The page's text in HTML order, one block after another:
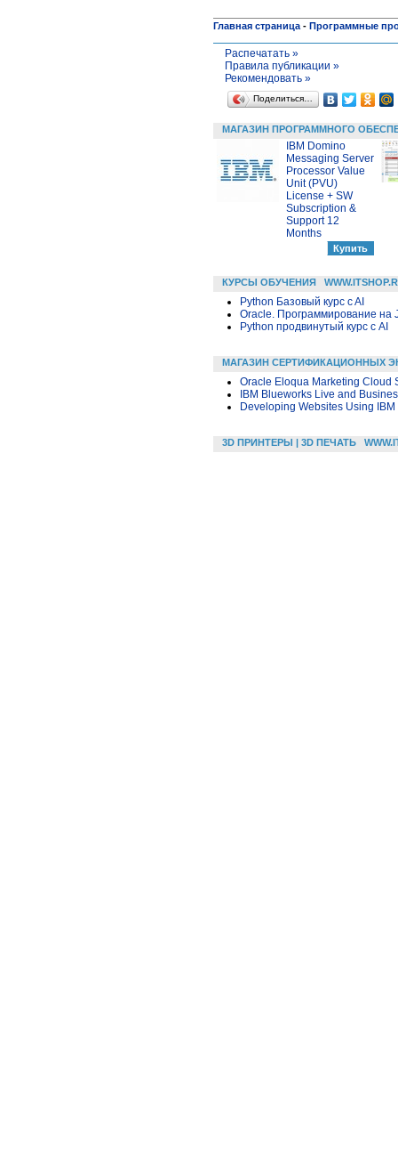
Главная страница - Программные
Распечатать »
Правила публикации »
Рекомендовать »
Поделиться…
МАГАЗИН ПРОГРАММНОГО
IBM Domino
Messaging Server
Processor Value
Unit (PVU)
License + SW
Subscription &
Support 12
Months
КУРСЫ ОБУЧЕНИЯ
Python Базовый курс c AI
Oracle. Программирование на
Python продвинутый курс с AI
МАГАЗИН СЕРТИФИКАЦИОННЫХ
Oracle Eloqua Marketing Cloud
IBM Blueworks Live and
Developing Websites Using
3D ПРИНТЕРЫ | 3D ПЕЧАТЬ